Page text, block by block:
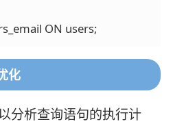
DROP INDEX idx_users_email ON users;
化
分析查询语句的执行计